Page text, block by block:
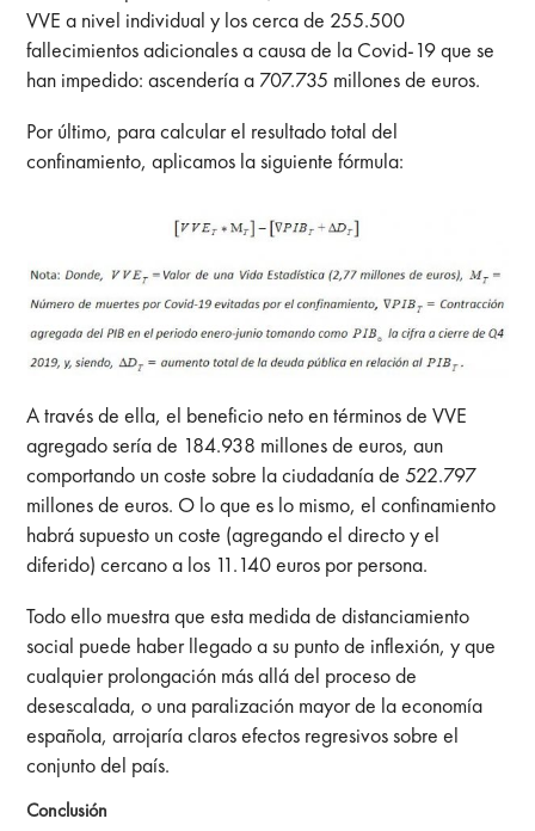
VVE a nivel individual y los cerca de 255.500
fallecimientos adicionales a causa de la Covid-19 que se
han impedido: ascendería a 707.735 millones de euros.
Por último, para calcular el resultado total del
confinamiento, aplicamos la siguiente fórmula:
A través de ella, el beneficio neto en términos de VVE
agregado sería de 184.938 millones de euros, aun
comportando un coste sobre la ciudadanía de 522.797
millones de euros. O lo que es lo mismo, el confinamiento
habrá supuesto un coste (agregando el directo y el
diferido) cercano a los 11.140 euros por persona.
Todo ello muestra que esta medida de distanciamiento
social puede haber llegado a su punto de inflexión, y que
cualquier prolongación más allá del proceso de
desescalada, o una paralización mayor de la economía
española, arrojaría claros efectos regresivos sobre el
conjunto del país.
Conclusión